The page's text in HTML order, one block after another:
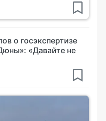
о госэкспертизе
«Давайте не